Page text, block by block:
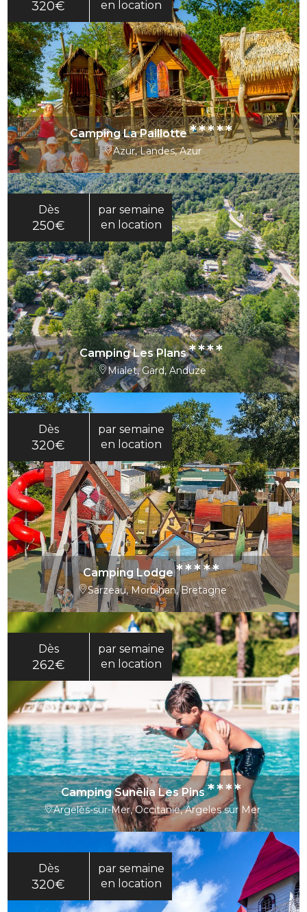
320€
en location
Camping La Paillotte*****
Azur, Landes, Azur
Dès
250€
par semaine
en location
Camping Les Plans****
Mialet, Gard, Anduze
Dès
320€
par semaine
en location
Camping Lodge*****
Sarzeau, Morbihan, Bretagne
Dès
262€
par semaine
en location
Camping Sunêlia Les Pins****
Argelès-sur-Mer, Occitanie, Argeles sur Mer
Dès
320€
par semaine
en location